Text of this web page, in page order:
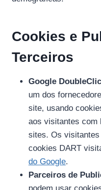
Cookies e
Terceiros
Google
um dos
site, usando
aos visitantes com
sites. Os
cookies DART
do Google.
Parceiros de